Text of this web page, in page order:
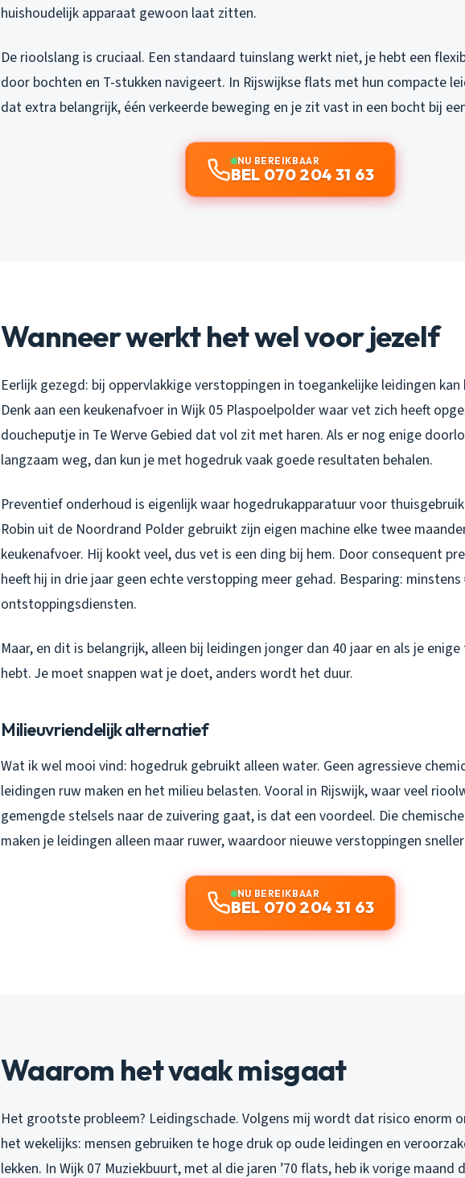
huishoudelijk apparaat gewoon laat zitten.
De rioolslang is cruciaal. Een standaard tuinslang werkt niet, je hebt een
door bochten en T-stukken navigeert. In Rijswijkse flats met hun compacte
dat extra belangrijk, één verkeerde beweging en je zit vast in een bocht bij
NU BEREIKBAAR
BEL 070 204 31 63
Wanneer werkt het wel voor jezelf
Eerlijk gezegd: bij oppervlakkige verstoppingen in toegankelijke leidingen
Denk aan een keukenafvoer in Wijk 05 Plaspoelpolder waar vet zich heeft
doucheputje in Te Werve Gebied dat vol zit met haren. Als er nog enige
langzaam weg, dan kun je met hogedruk vaak goede resultaten behalen.
Preventief onderhoud is eigenlijk waar hogedrukapparatuur voor
Robin uit de Noordrand Polder gebruikt zijn eigen machine elke twee
keukenafvoer. Hij kookt veel, dus vet is een ding bij hem. Door consequent
heeft hij in drie jaar geen echte verstopping meer gehad. Besparing: minstens
ontstoppingsdiensten.
Maar, en dit is belangrijk, alleen bij leidingen jonger dan 40 jaar en als je
hebt. Je moet snappen wat je doet, anders wordt het duur.
Milieuvriendelijk alternatief
Wat ik wel mooi vind: hogedruk gebruikt alleen water. Geen agressieve
leidingen ruw maken en het milieu belasten. Vooral in Rijswijk, waar veel
gemengde stelsels naar de zuivering gaat, is dat een voordeel. Die
maken je leidingen alleen maar ruwer, waardoor nieuwe verstoppingen
NU BEREIKBAAR
BEL 070 204 31 63
Waarom het vaak misgaat
Het grootste probleem? Leidingschade. Volgens mij wordt dat risico enorm
het wekelijks: mensen gebruiken te hoge druk op oude leidingen en
lekken. In Wijk 07 Muziekbuurt, met al die jaren ’70 flats, heb ik vorige maand